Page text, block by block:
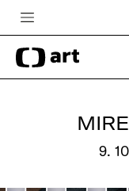
Česká televize
Zpravodajství
9.